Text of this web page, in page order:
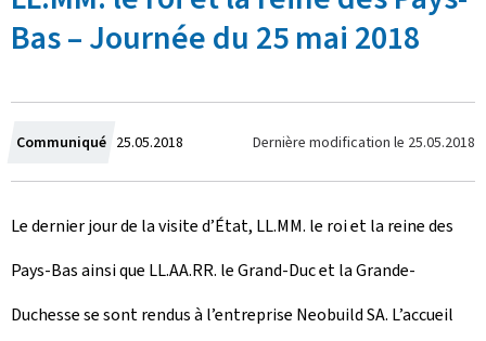
Bas – Journée du 25 mai 2018
Communiqué C
r
é
e
l
25.05.2018 Dernière modification le 25.05.2018
Le dernier jour de la visite d’État, LL.MM. le roi et la reine des
Pays-Bas ainsi que LL.AA.RR. le Grand-Duc et la Grande-
Duchesse se sont rendus à l’entreprise Neobuild SA. L’accueil